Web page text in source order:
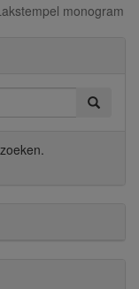
monogram